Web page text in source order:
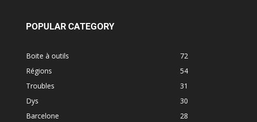
POPULAR CATEGORY
Boite à outils
72
Régions
54
Troubles
31
Dys
30
Barcelone
28